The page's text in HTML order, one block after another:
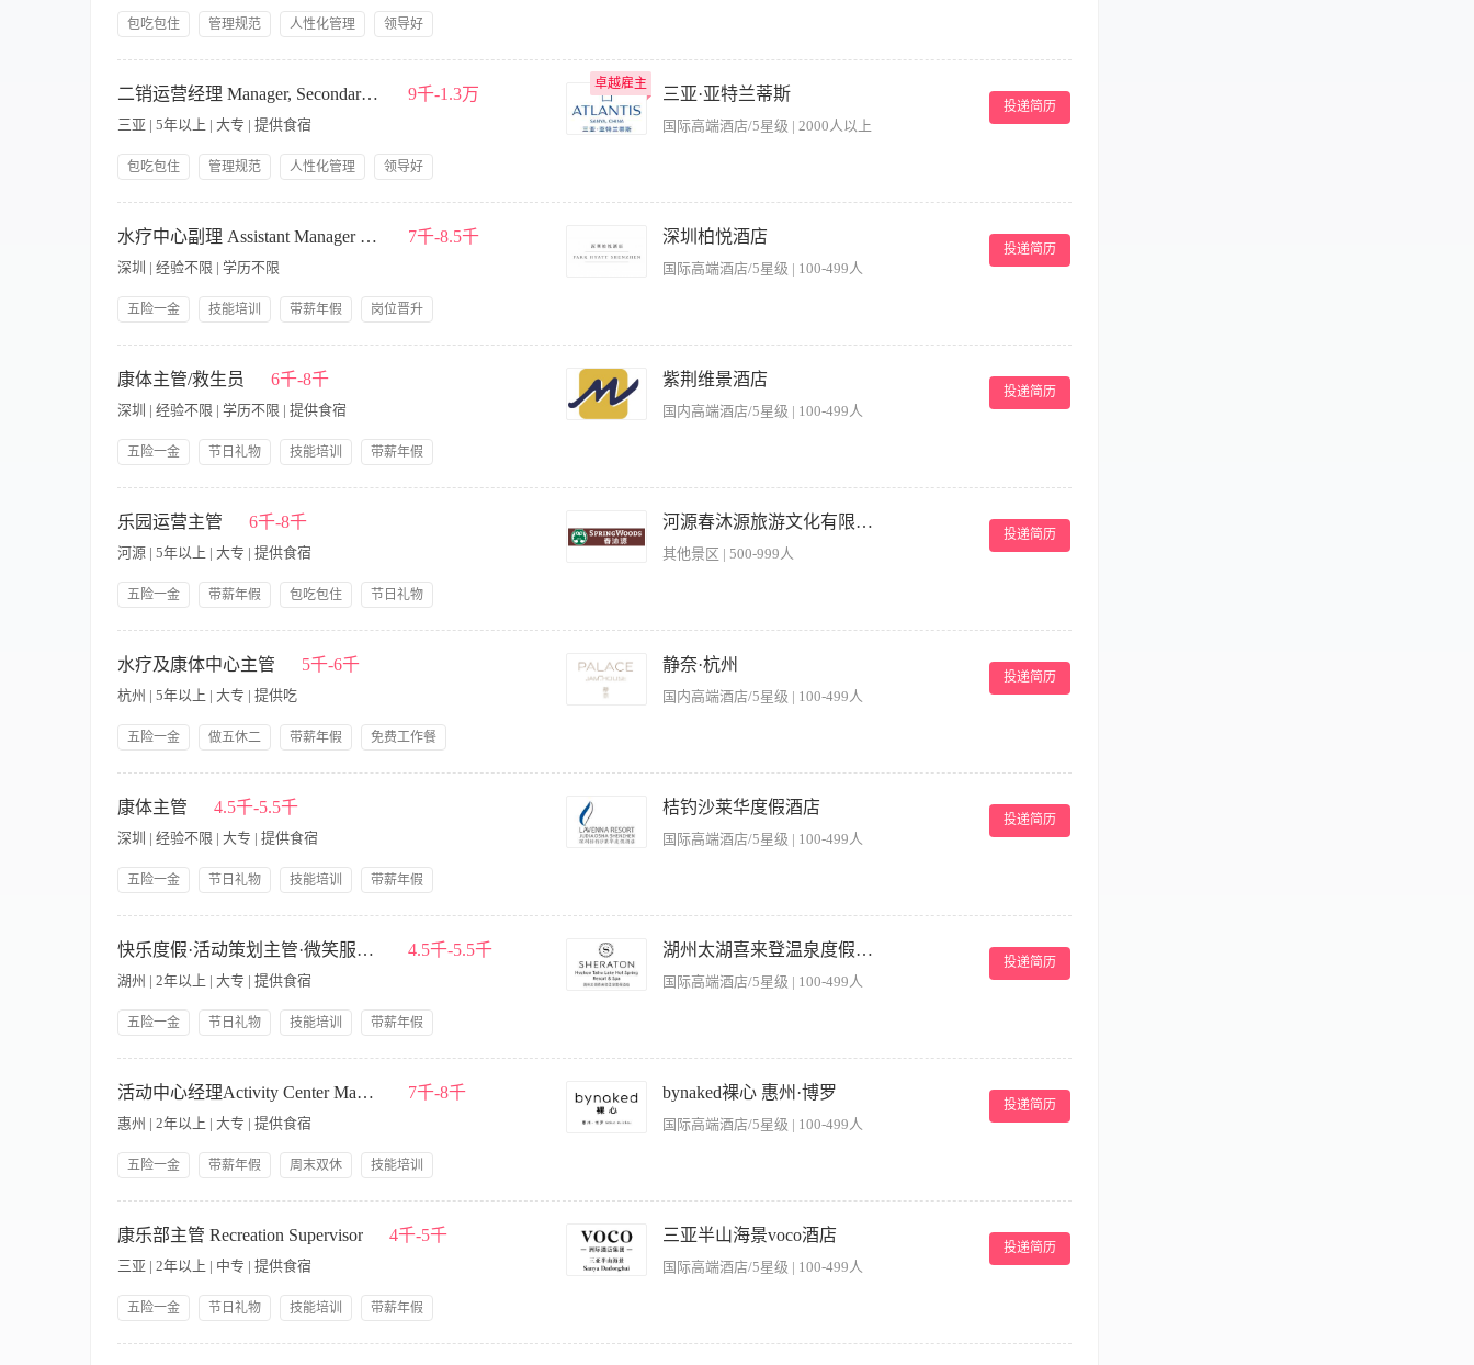
良好的沟通协调能力和领导能力，能够有效激励团队。 4. 专业知识丰富，服务意识强，能够为宾客提供专业建议。 5. 注重卫生和安全管理，能够严格把控服务标准。
工作时间：16：00-24：00
包吃包住 管理规范 人性化管理
领导好
主要负责乐园产品的运营、安全、对客服务、员工培训及处理客诉的工作。 【主要职责】 - 负责乐园产品的运营和推广，提高产品知名度和销售额； - 负责乐园人员
的管理和培训，确保他们具备良好的服务意识和专业技能； - 负责乐园产品的安全维护和处理，确保游客的安全； - 负责乐园客户的接待和服务，提高客户满意度； -
负责乐园产品的售后服务和处理客诉，确保客户的满意度； - 参与乐园产品的市场调研和数据分析，提出产品改进建议； - 遵守乐园的相关规定和制度，确保景区/乐
园的运营安全和良好秩序。 【职位要求】 - 大专以上学历，具备一定的相关工作经验，景区运营经验者优先； - 熟悉景区/乐园的运营模式和规律，具有较强的沟通协
调能力和团队管理能力； - 具有较强的抗压能力和应变能力，能够应对工作中的挑战和困难； - 具备良好的服务意识和职业道德，能够为客户提供满意的服务。
二销运营经理 Manager, Secondary Consumption 9千-1.3万
三亚 | 5年以上 | 大专 | 提供食宿
包吃包住 管理规范 人性化管理
领导好
卓越雇主
卓越雇主
三亚·亚特兰蒂斯
国际高端酒店/5星级 | 2000人以上
投递简历
supervision of the Secondary Consumption Assistant Manager, Team Leaders, Lifeguards. Daily charged with the task of maintaining and operating the water area. Meanwhile,
assistant manager was responsible for the promotion of Secondary Consumption programs, assisting with general operations around the maintenance inspections of the pools and resort
beaches. 二销经营经理肩负诸多责任，包括负责园区安全、入口广场、客户满意度、园区维护和清洁，同时监督各个副经理、主管、救生员工作情况，同时负责园区
二销推广，收入数据分析，每天负责维护和运营、沙滩、和酒店的游泳池等。 【职位要求】 - 大专以上学历，具备一定的相关工作经验，景区运营经验者优先； - 熟
悉景区/乐园的运营模式和规律，具有较强的沟通协调能力和团队管理能力； - 具有较强的抗压能力和应变能力，能够应对工作中的挑战和困难； - 具备良好的服务意
识和职业道德，能够为客户提供满意的服务。
水疗中心副理 Assistant Manager - The Spa 7千-8.5千
深圳 | 经验不限 | 学历不限
五险一金 技能培训 带薪年假
岗位晋升
深圳柏悦酒店
国际高端酒店/5星级 | 100-499人
投递简历
心就相关项目计划的制订及其他领域共同协作。 精通水疗中心各个营运环节包括商务电话运用、对客服务、水疗中心服务项目按摩、面部美容等、零售等。 督导一切
水疗中心营运活动。 根据要求向会议团体宣传并促销水疗中心服务项目。 确保对竞争对手的了解包括地点、服务项目、价格及其促销活动。 协助相关行政工作并实
施所有水疗中心相关培训例如商务电话技巧、顾客关系、水疗服务按摩、丝瓜海棉服务、面部保养等、零售技巧等。 就服务技巧或项目进行相关培训正确示范设备使
用。 监督水疗中心所有入货及相关事宜。 【福利待遇】 为了吸引和留住优秀的人才，为员工打造无与伦比的体验，深圳柏悦酒店将为你提供以下全面的福利方案。
薪资： 提供有竞争力的薪酬/绩效激励/奖金 福利： 10天起带薪年假，每满一年增加一天; 每年12晚全球凯悦酒店免费住房 免费提供设施完备，拎包入住的员工宿舍;
HyCare员工认可奖励项目 职业发展： 全球凯悦旗下酒店调动机会; 国内/海外交流培训项目 凯悦在线学习平台; 系统的服务技能与领导力培训 身心健康： 丰富的员工
time for appointments and thoroughly review appointments after completing each Spa program. Keep work area clean and neat at all times. Maintain an ample supply of massage oils,
alcohol, towels, sheets, and other necessary supplies in a neat and orderly fashion within the Spa work area. The ability to courteously interact and answer all facility related questions
catalyst to promote spa services to members and hotel guests. Maintain current professional licenses. .Report dysfunctional equipment to Operations Manager. Work with the Health
update service operations manuals. Work with the Health Club Manager in the formulation of plans for projects and other areas. Assist in the administration and implementation of staff
training in all aspects of the Spa's operations i.e. Business telephone usage, Guest relations, Spa services (massage, loofah, facial, etc.), Retail sales ... Conduct employee in services on
any accepted techniques or programmes and demonstrate the proper use of equipment and products. Tour potential clients/members as needed. Meet with product vendors as required.
Supervise all aspects of handling incoming stock for Spa department.
康体主管/救生员 6千-8千
深圳 | 经验不限 | 学历不限 | 提供食宿
五险一金 节日礼物 技能培训
带薪年假
紫荆维景酒店
国内高端酒店/5星级 | 100-499人
投递简历
值班表，负责员工的考勤。 3、掌握出勤情况，安排技师出勤，维护日常秩序，做好安全保卫工作。 4、班前、后检查水、电、空调节能情况，做好安全、节能工作。
5、落实卫生工作计划，保持室内、外清洁整齐，物品用具归位。 6、熟悉客源，征求宾客对引领位置的意见，充分合理利用包厢。 救生员岗位： 待遇：5000-6000
【岗位职责】 1、具有高度的安全意识和责任感，对会员安全负责。 2、做好游泳者的安全管理。 3、密切注意池内情况，对于各种异常情况，果断迅速的采取有效求
助措施。 4、定期进行业务技术学习，相互交流经验，不断提高业务水平。 【岗位要求】 1、熟悉娱乐服务和成本管理，了解康体服务规范和质量标准，掌握卫生消
毒和安全救护知识。 2、熟悉公共娱乐场所公安管理法规和卫生条例。 3、有较好的业务指导和组织协调能力。 4、有较好的文字和语言表达能力，会外语的优先。
5、熟练使用电脑等办公自动化软件。
乐园运营主管 6千-8千
河源 | 5年以上 | 大专 | 提供食宿
五险一金 带薪年假 包吃包住 节日礼物
河源春沐源旅游文化有限公司
其他景区 | 500-999人
投递简历
点按时、高效、安全地开放和运行。 o监控运营流程，优化排队管理、人流疏导、清洁维护等环节，提升运行效率。 o处理日常运营中出现的突发问题（如设备小故
障、游客纠纷、员工缺勤等），做出快速决策并有效解决。 2.安全管理（重中之重）： o首要职责： 确保游客和员工的人身安全是工作的核心。 o严格执行所有安全
规程、操作指南和政府法规。 o监督并确保游乐设施操作员、服务人员等严格遵守安全操作规范（如身高检查、安全压杠确认、设备启动前检查等）。 o组织或参与定
期的安全检查和隐患排查，确保设备、场地、消防设施等处于安全状态。 o负责区域内安全事件（无论大小）的报告、初步调查和处理。 o组织和参与安全演习（如消
防、急救、紧急疏散）。 o维护急救点或确保员工掌握基本急救知识。 o营造并维护全员的安全文化意识。 3.游客体验与服务： o确保所有员工提供友好、热情、专业
的服务，营造欢乐氛围。 o处理游客的咨询、投诉和反馈，及时有效地解决，提升游客满意度。 o监控区域内的清洁卫生、环境美化、标识清晰度，确保为游客提供舒
员工的招聘、培训、排班、考勤、绩效评估和日常督导。 o对新员工进行入职培训（包括安全、服务、操作规范等）。 o组织日常班前/班后会，传达信息，进行安全
和服务提醒。 o激励团队成员，营造积极向上的工作氛围，提升团队凝聚力和士气。 o处理员工关系问题，进行必要的辅导、沟通和纪律管理。 o确保团队成员着装规
运营备件等），控制损耗和浪费。 o监督收银流程（如适用），确保现金安全、账目准确。 o寻找提升运营效率、降低成本的机会。 6.沟通与协调： o向上级（经理、
文书工作。 o准确记录运营数据（如客流量、设备运行时间、故障情况、销售数据等）。 o维护相关运营记录和文件。 8.活动执行与支持： o配合市场部等部门，执行
和保障园区内举办的主题活动、节庆活动、演出等。 o确保活动期间本区域的秩序、安全和良好体验。
水疗及康体中心主管 5千-6千
杭州 | 5年以上 | 大专 | 提供吃
五险一金 做五休二 带薪年假
免费工作餐
静奈·杭州
国内高端酒店/5星级 | 100-499人
投递简历
客户体验符合品牌标准。 3、负责水疗和健身中心团队建设，包括招聘、培训及绩效管理。 4、协助管理健身中心和游泳池及水疗中心的清洁和植物，符合酒店标准的
清洁和整洁。 5、控制运营成本，优化预算管理，提升盈利能力。 6、监督环境卫生、设备维护保养及安全操作，落实防疫与消防安全要求。 7、协助完成业绩目标，
配合推广活动，及时向上级汇报运营情况及问题。 【岗位要求】 1、大专及以上学历，康复理疗、运动人体科学、护理学或体育教育专业。 2、具备5年以上高端水疗
及健身中心或五星级酒店水疗及健身中心部门工作经验，至少2年以上同岗位工作经历。有筹备经验者优先。 3、熟悉康体服务和成本管理，了解康体服务规范和质量
标准，掌握卫生消毒和安全救护知识；熟悉公共场所公安管理法规和卫生条例。 4、极强的团队领导技巧和管理才能，良好的职业道德和敬业精神。 5、身体健康，形
象气质佳。 6、能承受工作压力，适应倒班班次；良好的英语沟通能力。
康体主管 4.5千-5.5千
深圳 | 经验不限 | 大专 | 提供食宿
五险一金 节日礼物 技能培训
带薪年假
桔钓沙莱华度假酒店
国际高端酒店/5星级 | 100-499人
投递简历
处理宾客投诉，维护公司利益； 5、对员工进行培训，并制定相关管理规范，保证服务质量。 需持有救生员证
快乐度假·活动策划主管·微笑服务·年终奖可谈·主理人 4.5千-5.5千
湖州 | 2年以上 | 大专 | 提供食宿
五险一金 节日礼物 技能培训
带薪年假
湖州太湖喜来登温泉度假酒店
国际高端酒店/5星级 | 100-499人
投递简历
NPC生活，渴望在未知的地图里开疆拓土 - 潜伏的创业者，怀揣创业梦想，把酒店当成自己的事业来经营，敢于挑战更高的服务标准 在这里，你可以 - 拥有充足的自
主发挥空间，不用局限于固定岗位职责，主动参与服务升级、场景优化、细节运营，大胆落地你的创意，在岗位上“自主深耕、主动造绩” - 依托平台资源实现个人蜕
变，把你的用心、创意和执行力转化为成果与回报，解锁职场更多可能性
活动中心经理Activity Center Manager 7千-8千
惠州 | 2年以上 | 大专 | 提供食宿
五险一金 带薪年假 周末双休
技能培训
bynaked裸心 惠州·博罗
国际高端酒店/5星级 | 100-499人
投递简历
告工作。 4.要求专业知识丰富，熟悉本部门的工作，掌握活动项目的特点，善于解决工作中出现的问题。 5.了解各类客人的喜好和活动特点，吸引宾客参加娱乐等活
康乐部主管 Recreation Supervisor 4千-5千
三亚 | 2年以上 | 中专 | 提供食宿
五险一金 节日礼物 技能培训
带薪年假
三亚半山海景voco酒店
国际高端酒店/5星级 | 100-499人
投递简历